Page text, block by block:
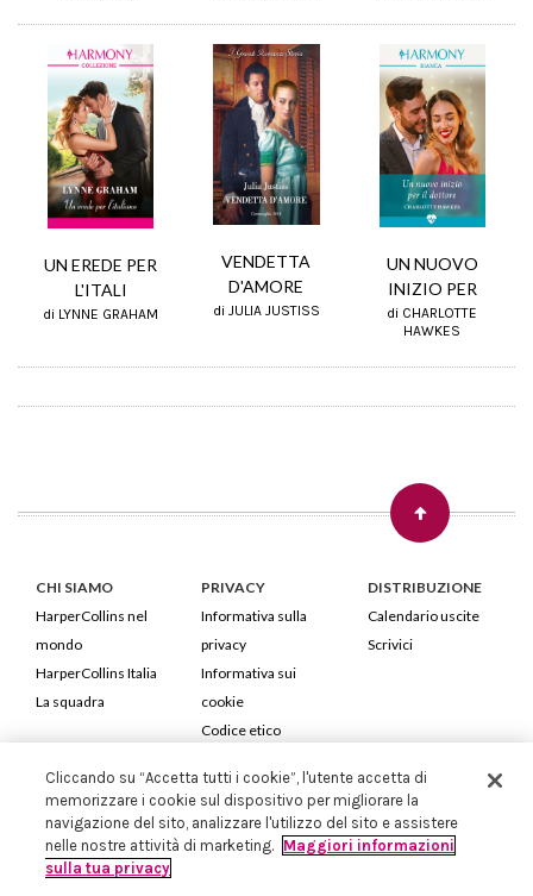
UN EREDE PER
L'ITALI
di LYNNE GRAHAM
VENDETTA
D'AMORE
di JULIA JUSTISS
UN NUOVO
INIZIO PER
di CHARLOTTE
HAWKES
CHI SIAMO
HarperCollins nel
mondo
HarperCollins Italia
La squadra
PRIVACY
Informativa sulla
privacy
Informativa sui
cookie
Codice etico
DISTRIBUZIONE
Calendario uscite
Scrivici
HarperCollins Italia S.p.A. Viale Monte Nero, 84 - 20135 Milano
Cod. Fiscale e P.IVA 05946780151 - Capitale Sociale 258.250 €
Iscritta in Milano al Registro delle imprese nr.198004 e REA nr.1051898
Cliccando su “Accetta tutti i cookie”, l'utente accetta di
memorizzare i cookie sul dispositivo per migliorare la
navigazione del sito, analizzare l'utilizzo del sito e assistere
nelle nostre attività di marketing. Maggiori informazioni
sulla tua privacy